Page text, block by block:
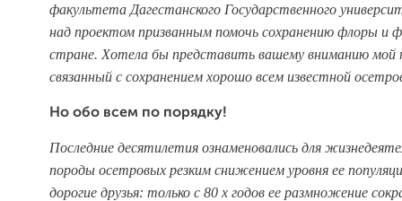
факультета Дагестанского Государственного
над проектом призванным помочь сохранению флоры и
стране. Хотела бы представить вашему вниманию мой
связанный с сохранением хорошо всем известной
Но обо всем по порядку!
Последние десятилетия ознаменовались для
породы осетровых резким снижением уровня ее
дорогие друзья: только с 80 х годов ее размножение